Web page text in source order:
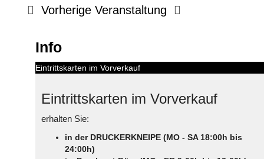
Vorherige Veranstaltung
Info
Eintrittskarten im Vorverkauf
Eintrittskarten im Vorverkauf
erhalten Sie:
in der DRUCKERKNEIPE (MO - SA 18:00h bis
24:00h)